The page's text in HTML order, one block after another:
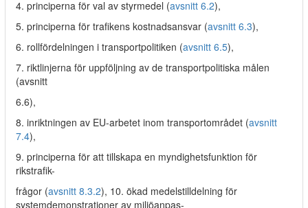
4. principerna för val av styrmedel (avsnitt 6.2),
5. principerna för trafikens kostnadsansvar (avsnitt 6.3),
6. rollfördelningen i transportpolitiken (avsnitt 6.5),
7. riktlinjerna för uppföljning av de transportpolitiska målen
(avsnitt
6.6),
8. inriktningen av EU-arbetet inom transportområdet (avsnitt
7.4),
9. principerna för att tillskapa en myndighetsfunktion för
rikstrafik-
frågor (avsnitt 8.3.2), 10. ökad medelstilldelning för
systemdemonstrationer av miljöanpas-